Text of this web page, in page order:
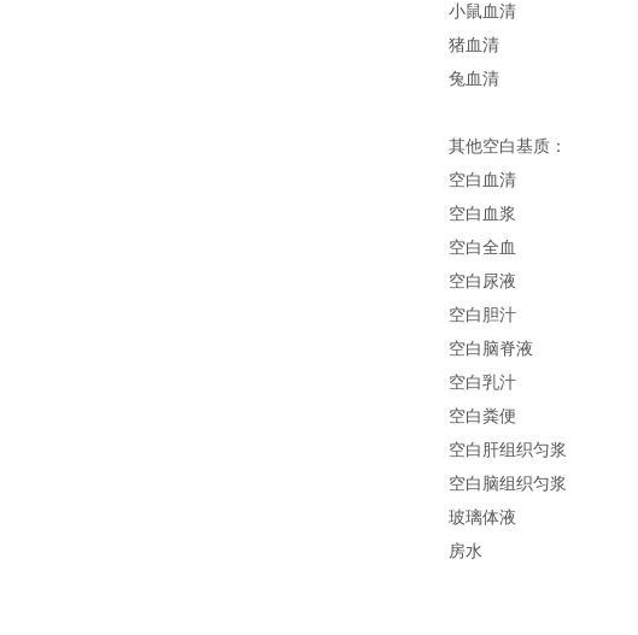
小鼠血清
猪血清
兔血清
其他空白基质：
空白血清
空白血浆
空白全血
空白尿液
空白胆汁
空白脑脊液
空白乳汁
空白粪便
空白肝组织匀浆
空白脑组织匀浆
玻璃体液
房水